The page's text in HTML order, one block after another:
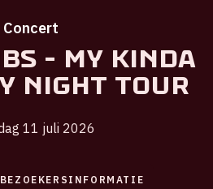
Concert
- My Kinda
Night Tour
11 juli 2026
BEZOEKERSINFORMATIE